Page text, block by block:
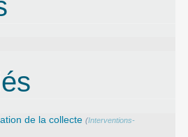
de la collecte (Interventions-